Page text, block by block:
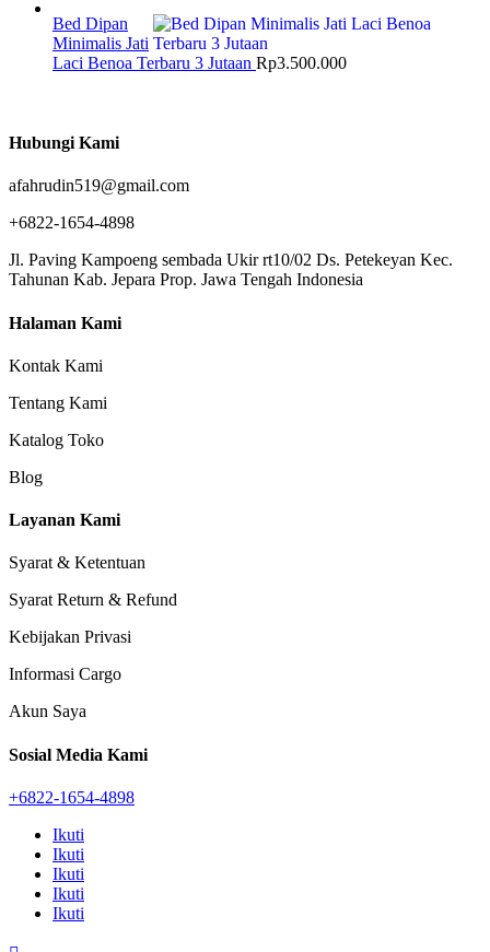
Bed Dipan
Minimalis Jati
Laci Benoa Terbaru 3 Jutaan Rp3.500.000
Hubungi Kami
afahrudin519@gmail.com
+6822-1654-4898
Jl. Paving Kampoeng sembada Ukir rt10/02 Ds. Petekeyan Kec.
Tahunan Kab. Jepara Prop. Jawa Tengah Indonesia
Halaman Kami
Kontak Kami
Tentang Kami
Katalog Toko
Blog
Layanan Kami
Syarat & Ketentuan
Syarat Return & Refund
Kebijakan Privasi
Informasi Cargo
Akun Saya
Sosial Media Kami
+6822-1654-4898
Ikuti
Ikuti
Ikuti
Ikuti
Ikuti